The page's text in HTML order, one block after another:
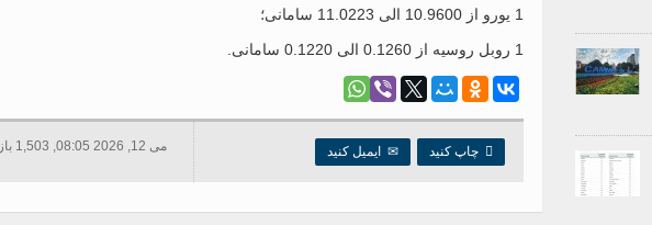
1 یورو از 10.9600 الی 11.0223 سامانی؛
1 روبل روسیه از 0.1260 الی 0.1220 سامانی.
 چاپ کنید ✉ ایمیل کنید می 12, 2026 08:05, 1,503 بازدید ها